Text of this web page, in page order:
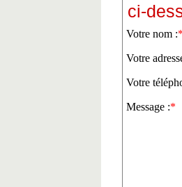
ci-
Votre nom :
Votre
Votre
Message :*